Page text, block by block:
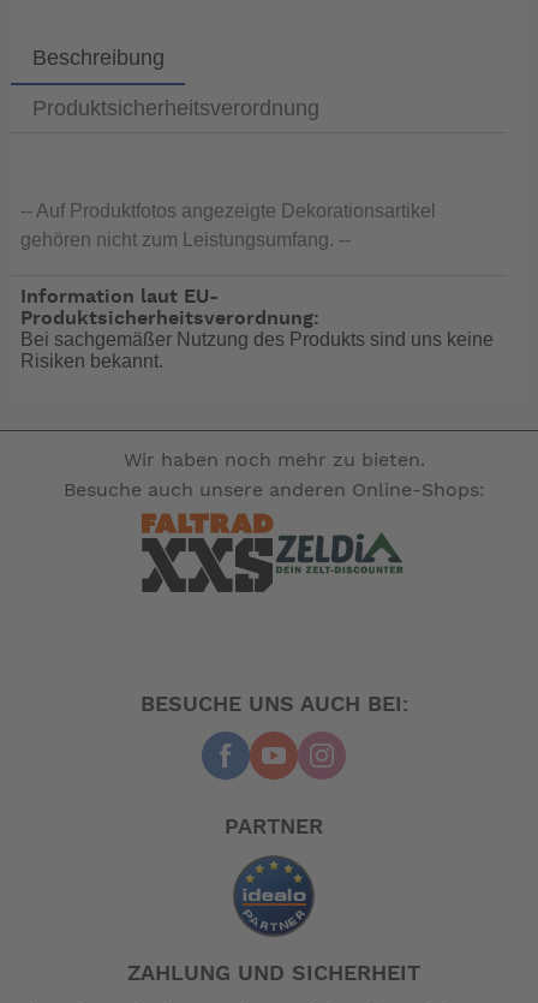
Beschreibung
Produktsicherheitsverordnung
-- Auf Produktfotos angezeigte Dekorationsartikel
gehören nicht zum Leistungsumfang. --
Information laut EU-
Produktsicherheitsverordnung:
Bei sachgemäßer Nutzung des Produkts sind uns keine
Risiken bekannt.
Wir haben noch mehr zu bieten.
Besuche auch unsere anderen Online-Shops:
BESUCHE UNS AUCH BEI:
PARTNER
ZAHLUNG UND SICHERHEIT